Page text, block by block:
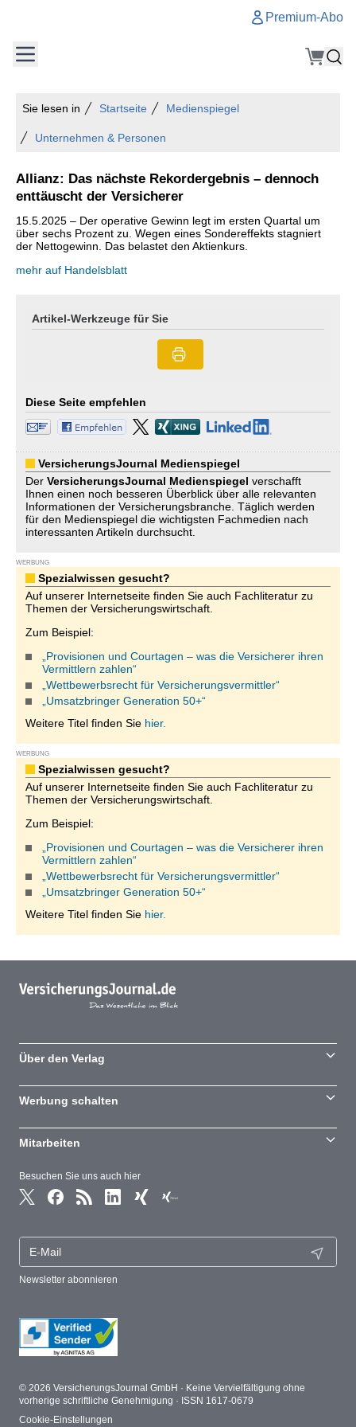
Premium-Abo
Sie lesen in Startseite Medienspiegel
Unternehmen & Personen
Allianz: Das nächste Rekordergebnis – dennoch
enttäuscht der Versicherer
15.5.2025 – Der operative Gewinn legt im ersten Quartal um
über sechs Prozent zu. Wegen eines Sondereffekts stagniert
der Nettogewinn. Das belastet den Aktienkurs.
mehr auf Handelsblatt
Artikel-Werkzeuge für Sie
Diese Seite empfehlen
VersicherungsJournal Medienspiegel
Der VersicherungsJournal Medienspiegel verschafft
Ihnen einen noch besseren Überblick über alle relevanten
Informationen der Versicherungsbranche. Täglich werden
für den Medienspiegel die wichtigsten Fachmedien nach
interessanten Artikeln durchsucht.
WERBUNG
Spezialwissen gesucht?
Auf unserer Internetseite finden Sie auch Fachliteratur zu
Themen der Versicherungswirtschaft.
Zum Beispiel:
„Provisionen und Courtagen – was die Versicherer ihren
Vermittlern zahlen“
„Wettbewerbsrecht für Versicherungsvermittler“
„Umsatzbringer Generation 50+“
Weitere Titel finden Sie hier.
WERBUNG
Spezialwissen gesucht?
Auf unserer Internetseite finden Sie auch Fachliteratur zu
Themen der Versicherungswirtschaft.
Zum Beispiel:
„Provisionen und Courtagen – was die Versicherer ihren
Vermittlern zahlen“
„Wettbewerbsrecht für Versicherungsvermittler“
„Umsatzbringer Generation 50+“
Weitere Titel finden Sie hier.
Besuchen Sie uns auch hier
Newsletter abonnieren
Über den Verlag
Werbung schalten
Mitarbeiten
© 2026 VersicherungsJournal GmbH · Keine Vervielfältigung ohne
vorherige schriftliche Genehmigung · ISSN 1617-0679
Cookie-Einstellungen